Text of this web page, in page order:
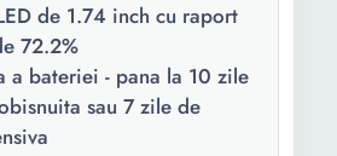
Silicon
de 1.74 inch cu raport
72.2%
a bateriei - pana la 10 zile
sau 7 zile de